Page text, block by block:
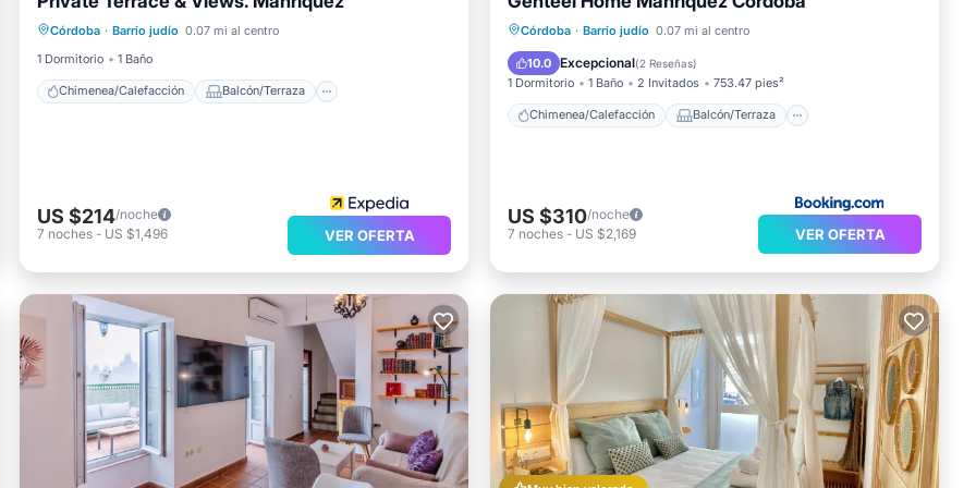
Córdoba · Barrio judío 0.07 mi al centro
1 Dormitorio
1 Baño
Chimenea/Calefacción Balcón/Terraza
Chimenea/Calefacción
Balcón/Terraza
Cocina
Aire acondicionado
US $214/noche
7 noches - US $1,496 VER OFERTA
Córdoba · Barrio judío 0.07 mi al centro
10.0 Excepcional(2 Reseñas)
1 Dormitorio 1 Baño 2 Invitados 753.47 pies²
Chimenea/Calefacción Balcón/Terraza
Chimenea/Calefacción
Aparcamiento
US $310/noche
7 noches - US $2,169 VER OFERTA